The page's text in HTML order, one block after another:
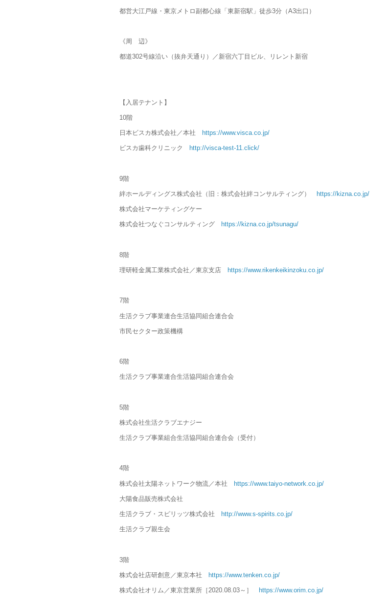
都営大江戸線・東京メトロ副都心線「東新宿駅」徒歩3分（A3出口）
《周 辺》
都道302号線沿い（抜弁天通り）／新宿六丁目ビル、リレント新宿
【入居テナント】
10階
日本ビスカ株式会社／本社 https://www.visca.co.jp/
ビスカ歯科クリニック http://visca-test-11.click/
9階
絆ホールディングス株式会社（旧：株式会社絆コンサルティング） https://kizna.co.jp/
株式会社マーケティングケー
株式会社つなぐコンサルティング https://kizna.co.jp/tsunagu/
8階
理研軽金属工業株式会社／東京支店 https://www.rikenkeikinzoku.co.jp/
7階
生活クラブ事業連合生活協同組合連合会
市民セクター政策機構
6階
生活クラブ事業連合生活協同組合連合会
5階
株式会社生活クラブエナジー
生活クラブ事業組合生活協同組合連合会（受付）
4階
株式会社太陽ネットワーク物流／本社 https://www.taiyo-network.co.jp/
大陽食品販売株式会社
生活クラブ・スピリッツ株式会社 http://www.s-spirits.co.jp/
生活クラブ親生会
3階
株式会社店研創意／東京本社 https://www.tenken.co.jp/
株式会社オリム／東京営業所［2020.08.03～］ https://www.orim.co.jp/